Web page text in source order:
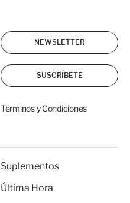
NEWSLETTER
SUSCRÍBETE
Términos y Condiciones
Suplementos
Última Hora